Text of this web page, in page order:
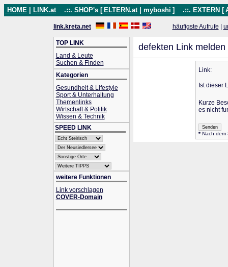
HOME LINK.at .::. SHOP's [ ELTERN.at myboshi ] .::. EXTERN [
link.kreta.net häufigste Aufrufe
TOP LINK
Land & Leute
Suchen & Finden
Kategorien
Gesundheit & Lifestyle
Sport & Unterhaltung
Themenlinks
Wirtschaft & Politik
Wissen & Technik
SPEED LINK
weitere Funktionen
Link vorschlagen
COVER-Domain
defekten Link melden
Link:
Ist dieser
Kurze
es nicht
*Nach dem